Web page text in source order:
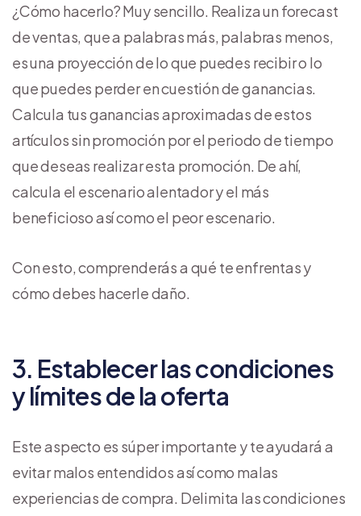
¿Cómo hacerlo? Muy sencillo. Realiza un forecast
de ventas, que a palabras más, palabras menos,
es una proyección de lo que puedes recibir o lo
que puedes perder en cuestión de ganancias.
Calcula tus ganancias aproximadas de estos
artículos sin promoción por el periodo de tiempo
que deseas realizar esta promoción. De ahí,
calcula el escenario alentador y el más
beneficioso así como el peor escenario.
Con esto, comprenderás a qué te enfrentas y
cómo debes hacerle daño.
3. Establecer las condiciones
y límites de la oferta
Este aspecto es súper importante y te ayudará a
evitar malos entendidos así como malas
experiencias de compra. Delimita las condiciones